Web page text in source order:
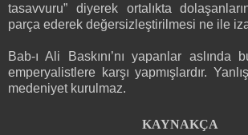
tasavvuru” diyerek ortalıkta
parça ederek değersizleştirilmesi ne ile
Bab-ı Ali Baskını’nı yapanlar aslında
emperyalistlere karşı yapmışlardır.
medeniyet kurulmaz.
KAYNAKÇA